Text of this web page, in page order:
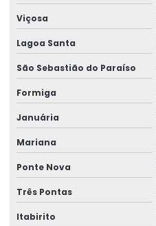
Viçosa
Lagoa Santa
São Sebastião do Paraíso
Formiga
Januária
Mariana
Ponte Nova
Três Pontas
Itabirito